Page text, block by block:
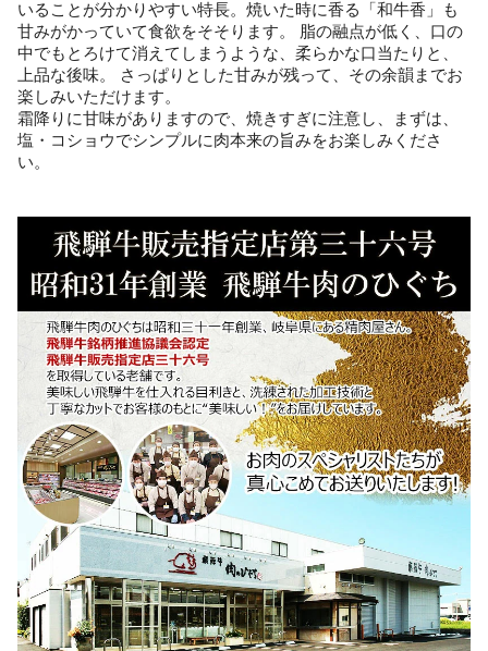
いることが分かりやすい特長。焼いた時に香る「和牛香」も
甘みがかっていて食欲をそそります。 脂の融点が低く、口の
中でもとろけて消えてしまうような、柔らかな口当たりと、
上品な後味。 さっぱりとした甘みが残って、その余韻までお
楽しみいただけます。
霜降りに甘味がありますので、焼きすぎに注意し、まずは、
塩・コショウでシンプルに肉本来の旨みをお楽しみくださ
い。